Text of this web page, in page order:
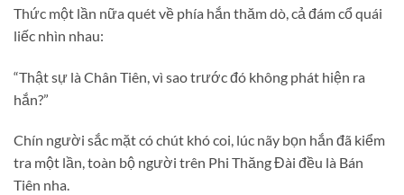
Thức một lần nữa quét về phía hắn thăm dò, cả đám cổ quái
liếc nhìn nhau:
“Thật sự là Chân Tiên, vì sao trước đó không phát hiện ra
hắn?”
Chín người sắc mặt có chút khó coi, lúc nãy bọn hắn đã kiểm
tra một lần, toàn bộ người trên Phi Thăng Đài đều là Bán
Tiên nha.